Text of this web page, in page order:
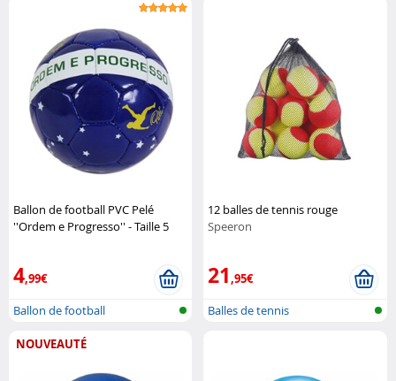
Ballon de football PVC Pelé
''Ordem e Progresso'' - Taille 5
4,99€
Ballon de football
12 balles de tennis rouge
Speeron
21,95€
Balles de tennis
NOUVEAUTÉ